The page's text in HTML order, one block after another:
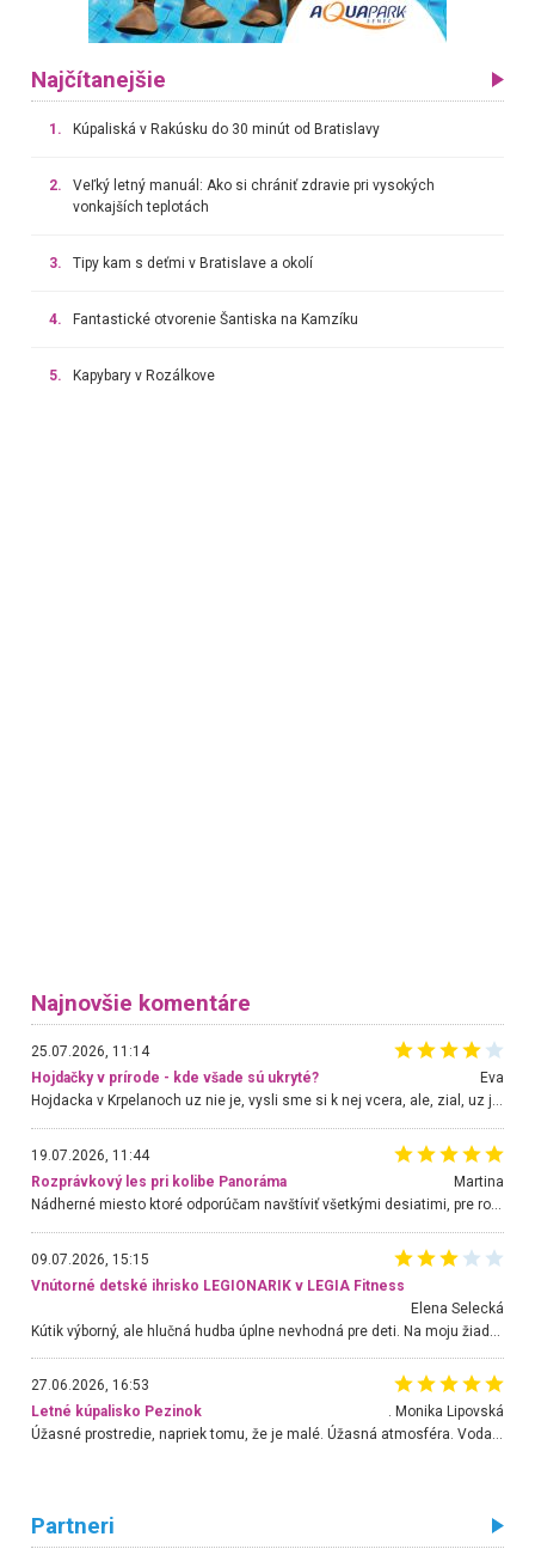
Najčítanejšie
1. Kúpaliská v Rakúsku do 30 minút od Bratislavy
2.
Veľký letný manuál: Ako si chrániť zdravie pri vysokých
vonkajších teplotách
3. Tipy kam s deťmi v Bratislave a okolí
4. Fantastické otvorenie Šantiska na Kamzíku
5. Kapybary v Rozálkove
Najnovšie komentáre
25.07.2026, 11:14
Hojdačky v prírode - kde všade sú ukryté?
Eva
Hojdacka v Krpelanoch uz nie je, vysli sme si k nej vcera, ale, zial, uz je znicena. Ak sem planujete cestu len kvoli hojdacke, mozete si ju usetrit. Krasny vyhlad je tu vsak aj bez hojdacky :-)
19.07.2026, 11:44
Rozprávkový les pri kolibe Panoráma
Martina
Nádherné miesto ktoré odporúčam navštíviť všetkými desiatimi, pre rodiny s deťmi, dôchodcom... Proste a jednoducho ozaj rozprávkový les.. určite ešte prídeme. Odniesli sme si na pamiatku krásne tričká,
09.07.2026, 15:15
Vnútorné detské ihrisko LEGIONARIK v LEGIA Fitness
Elena Selecká
27.06.2026, 16:53
Letné kúpalisko Pezinok
. Monika Lipovská
Úžasné prostredie, napriek tomu, že je malé. Úžasná atmosféra. Voda fantastická a nádherná. Ľudí je pomerne veľa, ale su mili a ohľaduplní. Je veľmi zaujímavé sledovať, ako dokážu spolu športovať cudzí ľudia a bez ohľadu na vek. Vládne tu pohoda. Vnuka neviem dostať z vody. Ďakujem za krásny deň . Urcite sa sem vrátim. Jediný problém je s parkovaním, ale aj ten sa mi podarilo vyriešiť. Monika Bratislava
Partneri